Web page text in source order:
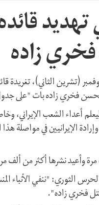
زاده
باسم الحرس الثوري الإيراني، رمضان شريف الأحد، 29
محسن فخري زاده بات "على
حسابه على تويتر، يوم الجمعة 27 نوفمبر: "ليعلم أعداء
الإيرانيين في مواصلة هذا
وأعيد نشرها أكثر من ألف
"ننفي الأنباء
فخري زاده".